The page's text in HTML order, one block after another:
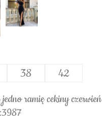
38 42
ramię cekiny czerwień